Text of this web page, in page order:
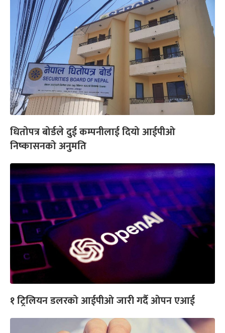
धितोपत्र बोर्डले दुई कम्पनीलाई दियो आईपीओ
निष्कासनको अनुमति
१ ट्रिलियन डलरको आईपीओ जारी गर्दै ओपन एआई